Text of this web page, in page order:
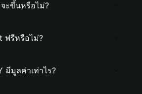
ะขึ้นหรือไม่?
ฟรีหรือไม่?
มีมูลค่าเท่าไร?